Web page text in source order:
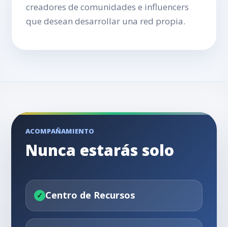
creadores de comunidades e influencers
que desean desarrollar una red propia.
ACOMPAÑAMIENTO
Nunca estarás solo
Centro de Recursos